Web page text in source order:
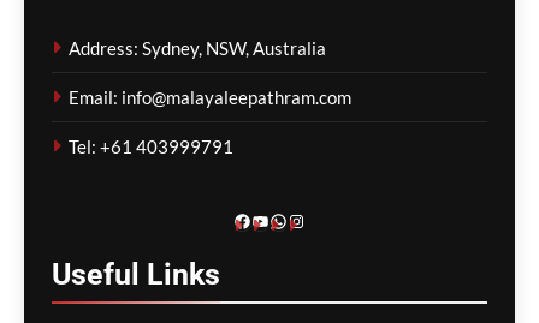
വയോധികർ മരിച്ച
സംഭവം; മെൽബൺ സെന്റ്
ബേസിൽസ് അധികൃതർ
ഇൻക്വസ്റ്റിൽ ഹാജരായി
Address: Sydney, NSW, Australia
Email: info@malayaleepathram.com
Tel: +61 403999791
Facebook
YouTube
WhatsApp
Instagram
Useful Links